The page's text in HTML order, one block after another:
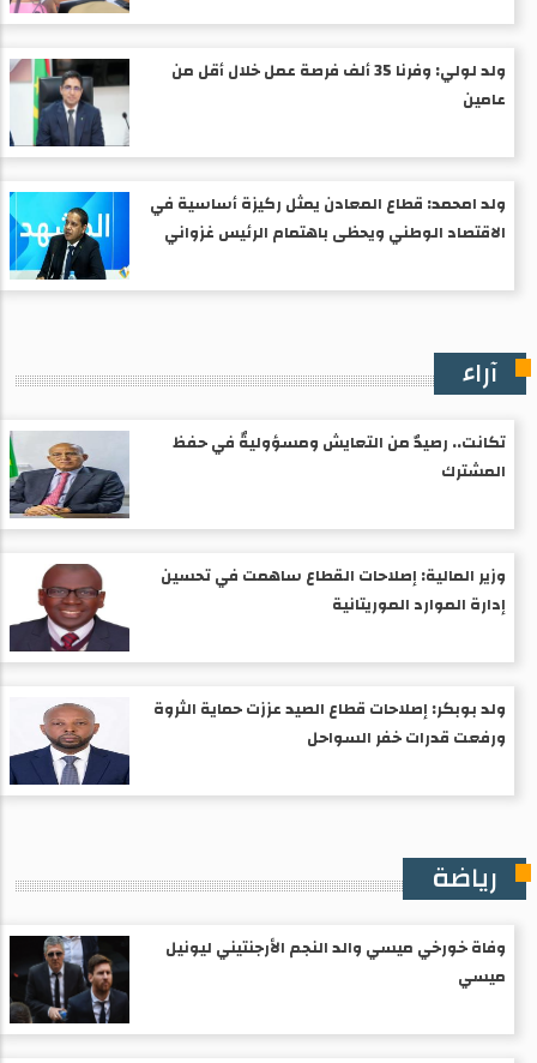
ولد لولي: وفرنا 35 ألف فرصة عمل خلال أقل من
عامين
ولد امحمد: قطاع المعادن يمثل ركيزة أساسية في
الاقتصاد الوطني ويحظى باهتمام الرئيس غزواني
آراء
تكانت.. رصيدٌ من التعايش ومسؤوليةٌ في حفظ
المشترك
وزير المالية: إصلاحات القطاع ساهمت في تحسين
إدارة الموارد الموريتانية
ولد بوبكر: إصلاحات قطاع الصيد عززت حماية الثروة
ورفعت قدرات خفر السواحل
رياضة
وفاة خورخي ميسي والد النجم الأرجنتيني ليونيل
ميسي